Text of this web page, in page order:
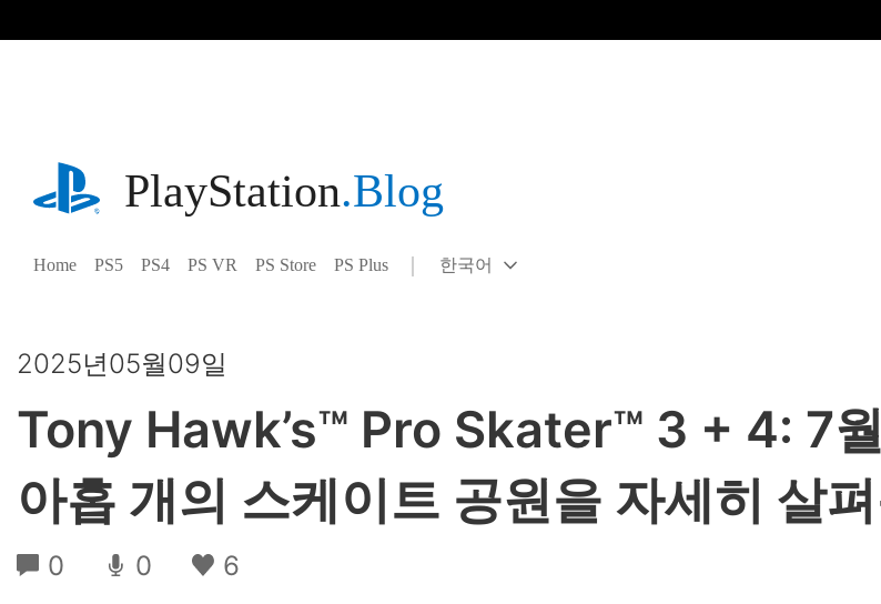
playstation.com
PlayStation.Blog
Home PS5 PS4 PS VR PS Store PS Plus
Select
Current
한국어
2025년05월09일
Tony Hawk’s™ Pro Skater™ 3 + 4: 7
아홉 개의 스케이트 공원을 자세히 살
0 0 6